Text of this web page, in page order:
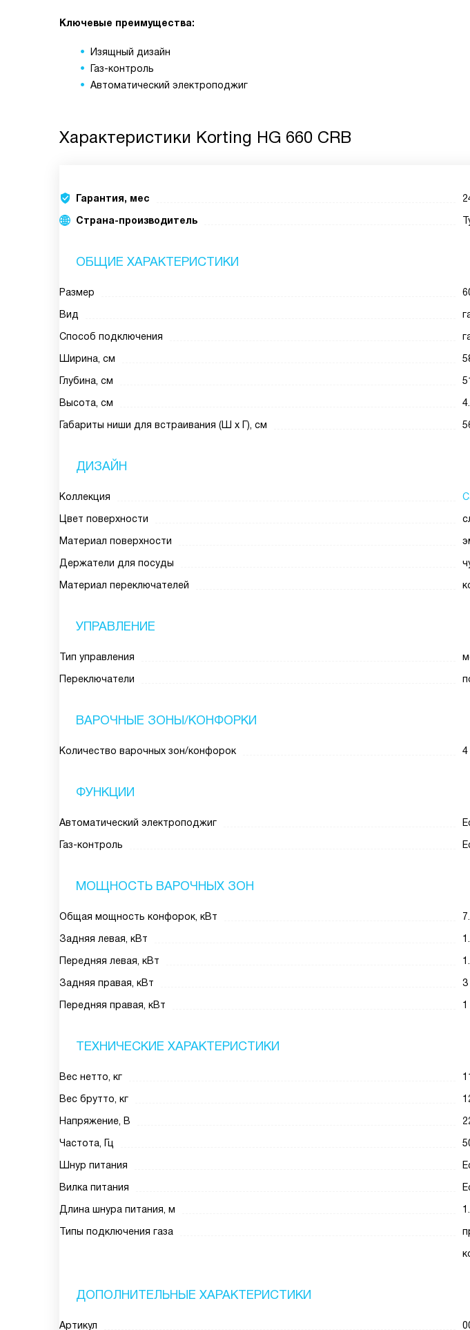
Ключевые преимущества:
Изящный дизайн
Газ-контроль
Автоматический электроподжиг
Характеристики Korting HG 660 CRB
Гарантия, мес
Страна-производитель
ОБЩИЕ ХАРАКТЕРИСТИКИ
Размер
Вид
Способ подключения
Ширина, см
Глубина, см
51
Высота, см
Габариты ниши для встраивания (Ш х Г), см
ДИЗАЙН
Коллекция
Цвет поверхности
Материал поверхности
Держатели для посуды
Материал переключателей
УПРАВЛЕНИЕ
Тип управления
Переключатели
ВАРОЧНЫЕ ЗОНЫ/КОНФОРКИ
Количество варочных зон/конфорок 4
ФУНКЦИИ
Автоматический электроподжиг
Газ-контроль
МОЩНОСТЬ ВАРОЧНЫХ ЗОН
Общая мощность конфорок, кВт
Задняя левая, кВт
Передняя левая, кВт
Задняя правая, кВт
3
Передняя правая, кВт
1
ТЕХНИЧЕСКИЕ ХАРАКТЕРИСТИКИ
Вес нетто, кг
Вес брутто, кг
Напряжение, В
Частота, Гц
Шнур питания
Вилка питания
Длина шнура питания, м
Типы подключения газа
ДОПОЛНИТЕЛЬНЫЕ ХАРАКТЕРИСТИКИ
Артикул